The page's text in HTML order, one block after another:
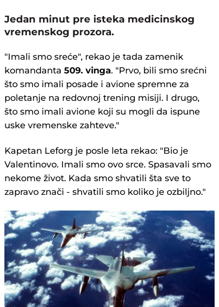
Jedan minut pre isteka medicinskog
vremenskog prozora.
"Imali smo sreće", rekao je tada zamenik
komandanta509. vinga. "Prvo, bili smo srećni
što smo imali posade i avione spremne za
poletanje na redovnoj trening misiji. I drugo,
što smo imali avione koji su mogli da ispune
uske vremenske zahteve."
Kapetan Leforg je posle leta rekao: "Bio je
Valentinovo. Imali smo ovo srce. Spasavali smo
nekome život. Kada smo shvatili šta sve to
zapravo znači - shvatili smo koliko je ozbiljno."